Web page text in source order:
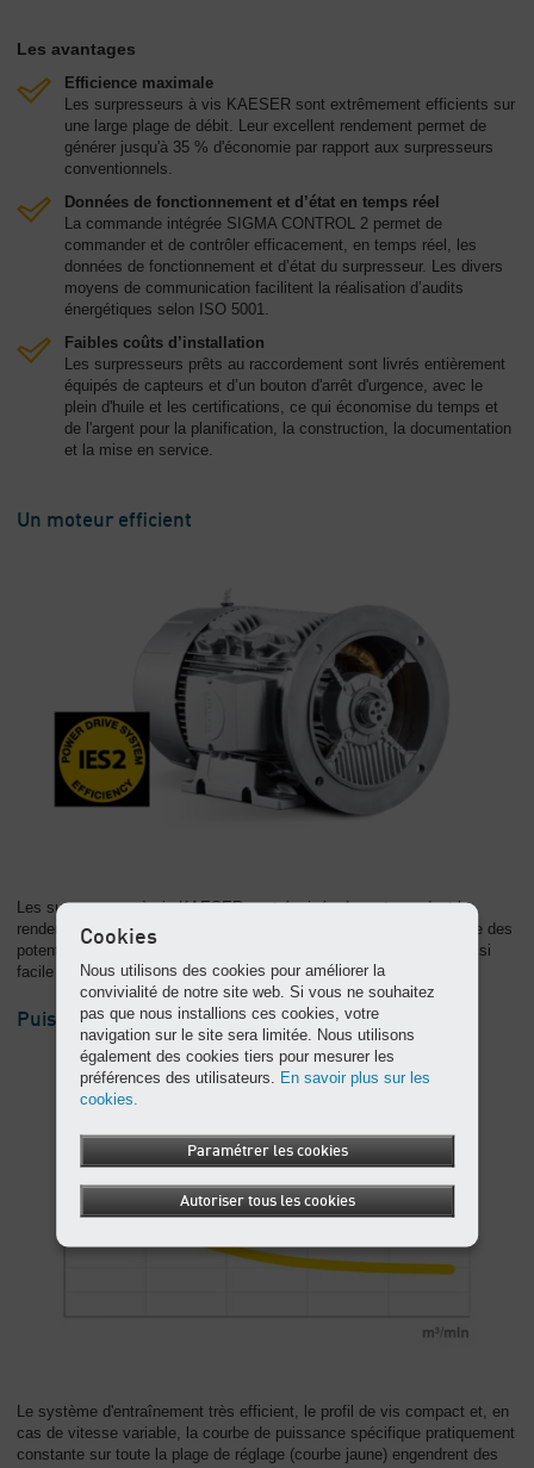
Les avantages
Efficience maximale
Les surpresseurs à vis KAESER sont extrêmement efficients sur
une large plage de débit. Leur excellent rendement permet de
générer jusqu'à 35 % d'économie par rapport aux surpresseurs
conventionnels.
Données de fonctionnement et d’état en temps réel
La commande intégrée SIGMA CONTROL 2 permet de
commander et de contrôler efficacement, en temps réel, les
données de fonctionnement et d’état du surpresseur. Les divers
moyens de communication facilitent la réalisation d’audits
énergétiques selon ISO 5001.
Faibles coûts d’installation
Les surpresseurs prêts au raccordement sont livrés entièrement
équipés de capteurs et d’un bouton d'arrêt d'urgence, avec le
plein d'huile et les certifications, ce qui économise du temps et
de l'argent pour la planification, la construction, la documentation
et la mise en service.
Un moteur efficient
Les surpresseurs à vis KAESER sont équipés de moteurs dont le
rendement Super Premium et Ultra Premium (IE4/IE5 et IES2) offre des
potentiels d'économie d'énergie considérables. Il n'a jamais été aussi
facile de faire des économies !
Puissance spécifique optimisée
Le système d'entraînement très efficient, le profil de vis compact et, en
cas de vitesse variable, la courbe de puissance spécifique pratiquement
constante sur toute la plage de réglage (courbe jaune) engendrent des
Cookies
Nous utilisons des cookies pour améliorer la
convivialité de notre site web. Si vous ne souhaitez
pas que nous installions ces cookies, votre
navigation sur le site sera limitée. Nous utilisons
également des cookies tiers pour mesurer les
préférences des utilisateurs. En savoir plus sur les
cookies.
Paramétrer les cookies
Autoriser tous les cookies